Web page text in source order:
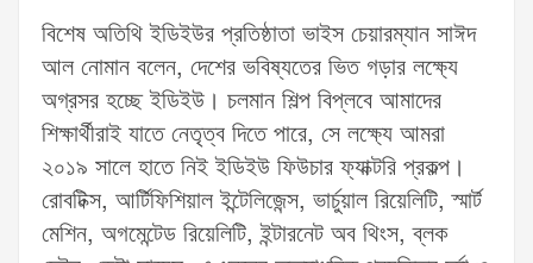
বিশেষ অতিথি ইডিইউর প্রতিষ্ঠাতা ভাইস চেয়ারম্যান সাঈদ
আল নোমান বলেন, দেশের ভবিষ্যতের ভিত গড়ার লক্ষ্যে
অগ্রসর হচ্ছে ইডিইউ। চলমান শিল্প বিপ্লবে আমাদের
শিক্ষার্থীরাই যাতে নেতৃত্ব দিতে পারে, সে লক্ষ্যে আমরা
২০১৯ সালে হাতে নিই ইডিইউ ফিউচার ফ্যাক্টরি প্রকল্প।
রোবটিক্স, আর্টিফিশিয়াল ইন্টেলিজেন্স, ভার্চুয়াল রিয়েলিটি, স্মার্ট
মেশিন, অগমেন্টেড রিয়েলিটি, ইন্টারনেট অব থিংস, ব্লক